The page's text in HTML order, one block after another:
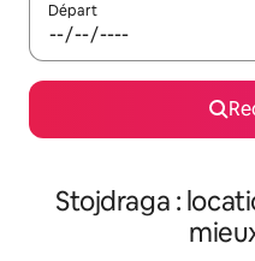
Départ
Stojdraga :